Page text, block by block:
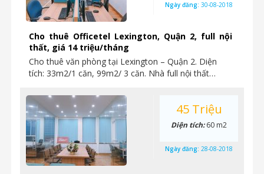
Cho thuê Officetel Lexington, Quận 2, full nội
thất, giá 14 triệu/tháng
Cho thuê văn phòng tại Lexington – Quận 2. Diện
tích: 33m2/1 căn, 99m2/ 3 căn. Nhà full nội thất…
Ngày đăng: 30-08-2018
45 Triệu
Diện tích:60 m2
Ngày đăng: 28-08-2018